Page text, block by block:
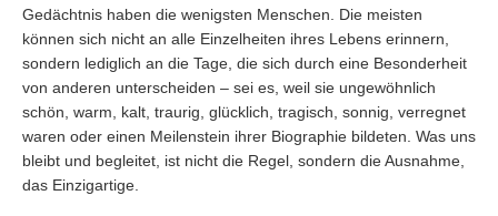
Gedächtnis haben die wenigsten Menschen. Die meisten
können sich nicht an alle Einzelheiten ihres Lebens erinnern,
sondern lediglich an die Tage, die sich durch eine Besonderheit
von anderen unterscheiden – sei es, weil sie ungewöhnlich
schön, warm, kalt, traurig, glücklich, tragisch, sonnig, verregnet
waren oder einen Meilenstein ihrer Biographie bildeten. Was uns
bleibt und begleitet, ist nicht die Regel, sondern die Ausnahme,
das Einzigartige.